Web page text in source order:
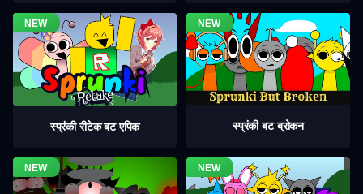
स्प्रंकी रीटेक बट एपिक स्प्रंकी बट ब्रोकन